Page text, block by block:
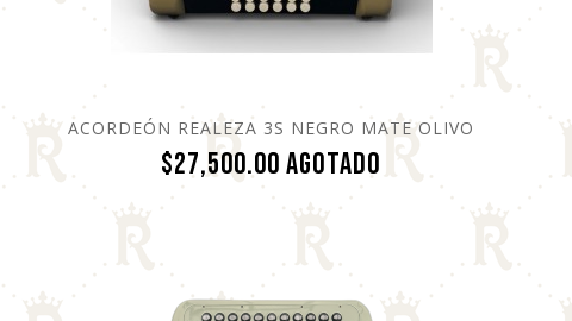
ACORDEÓN REALEZA 3S NEGRO MATE OLIVO
$27,500.00 Agotado Precio